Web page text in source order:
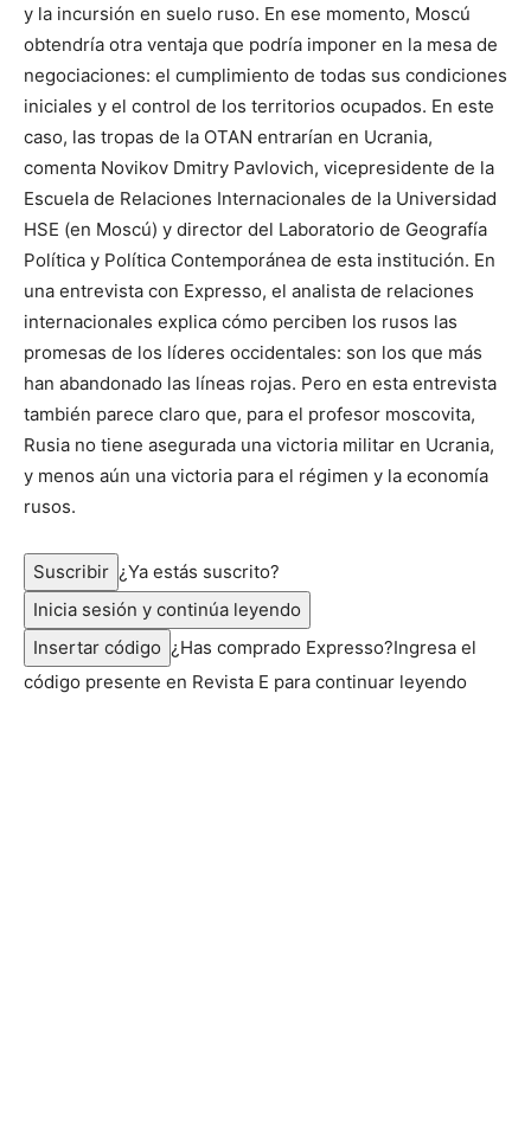
y la incursión en suelo ruso. En ese momento, Moscú
obtendría otra ventaja que podría imponer en la mesa de
negociaciones: el cumplimiento de todas sus condiciones
iniciales y el control de los territorios ocupados. En este
caso, las tropas de la OTAN entrarían en Ucrania,
comenta Novikov Dmitry Pavlovich, vicepresidente de la
Escuela de Relaciones Internacionales de la Universidad
HSE (en Moscú) y director del Laboratorio de Geografía
Política y Política Contemporánea de esta institución. En
una entrevista con Expresso, el analista de relaciones
internacionales explica cómo perciben los rusos las
promesas de los líderes occidentales: son los que más
han abandonado las líneas rojas. Pero en esta entrevista
también parece claro que, para el profesor moscovita,
Rusia no tiene asegurada una victoria militar en Ucrania,
y menos aún una victoria para el régimen y la economía
rusos.
Suscribir ¿Ya estás suscrito?
Inicia sesión y continúa leyendo
Insertar código ¿Has comprado Expresso?Ingresa el
código presente en Revista E para continuar leyendo